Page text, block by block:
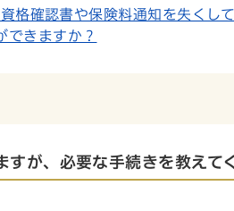
確認書や保険料通知を失くして
できますか？
が、必要な手続きを教えて